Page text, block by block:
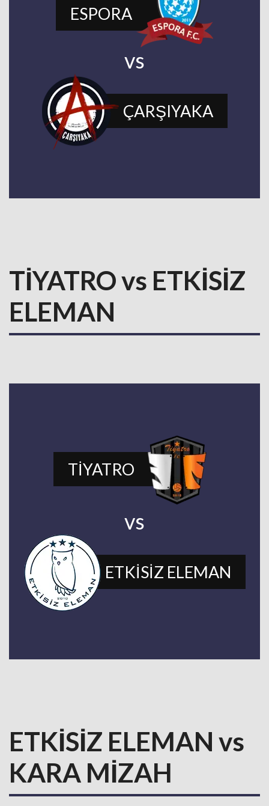
ESPORA
vs
ÇARŞIYAKA
TİYATRO vs ETKİSİZ
ELEMAN
TİYATRO
vs
ETKİSİZ ELEMAN
ETKİSİZ ELEMAN vs
KARA MİZAH